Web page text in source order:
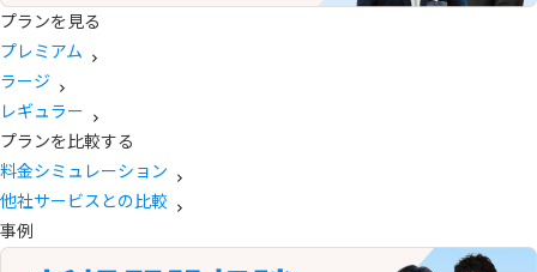
プランを見る
プレミアム
ラージ
レギュラー
プランを比較する
料金シミュレーション
他社サービスとの比較
事例